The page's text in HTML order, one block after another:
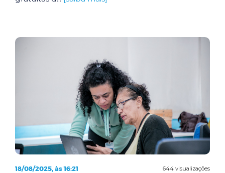
644 visualizações
18/08/2025, às 16:21